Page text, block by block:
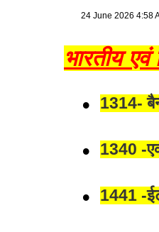
24 June 2026 4:58
भारतीय
1314-
1340 -
1441 -